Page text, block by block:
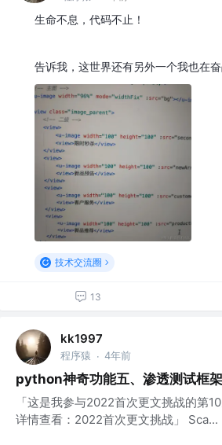
生命不息，代码不止！
告诉我，这世界还有另外一个我也在奋
技术交流圈
13
kk1997
程序猿 · 4年前
python神奇功能五、渗透测试框
「这是我参与2022首次更文挑战的第
详情查看：2022首次更文挑战」 Sca...